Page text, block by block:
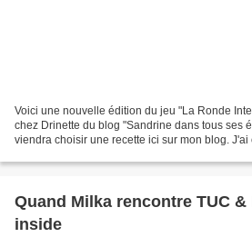
Voici une nouvelle édition du jeu "La Ronde
chez Drinette du blog "Sandrine dans tous ses
viendra choisir une recette ici sur mon blog. J'ai
Quand Milka rencontre TUC
inside